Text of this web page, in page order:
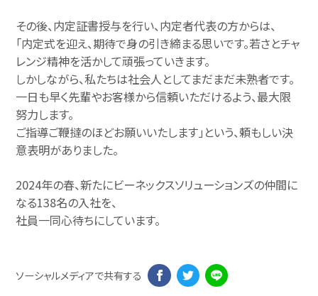
その後、内定証書授与を行い、内定者代表の方からは、
「内定式を迎え、期待で身の引き締まる思いです。若さとチャ
レンジ精神を活かして頑張っていきます。
しかしながら、私たちは社会人としてまだまだ未熟者です。
一日も早く先輩やお客様から信頼いただけるよう、最大限
努力します。
ご指導ご鞭撻のほどお願いいたします」という、頼もしい決
意表明がありました。
2024年の春、新たにビーネックスソリューションズの仲間に
なる138名の入社を、
社員一同心待ちにしています。
ソーシャルメディアで共有する Facebook
Twiter